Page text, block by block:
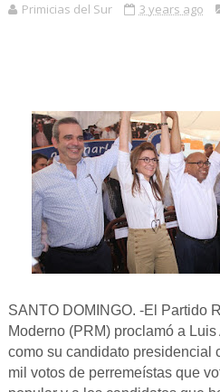
Primicias del Sur 3 years ago
SANTO DOMINGO. -El Partido
Moderno (PRM) proclamó a
como su candidato presidencial
mil votos de perremeístas que